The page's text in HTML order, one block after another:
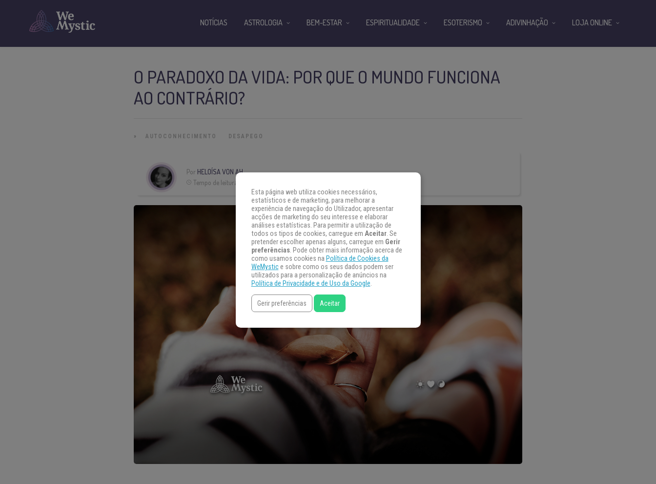
O PARADOXO DA VIDA: POR QUE O MUNDO FUNCIONA
AO CONTRÁRIO?
» AUTOCONHECIMENTO DESAPEGO
Por HELOÍSA VON AH
Tempo de leitura:
NOTÍCIAS ASTROLOGIA BEM-ESTAR ESPIRITUALIDADE ESOTERISMO ADIVINHAÇÃO LOJA ONLINE
Esta página web utiliza cookies necessários,
estatísticos e de marketing, para melhorar a
experiência de navegação do Utilizador, apresentar
acções de marketing do seu interesse e elaborar
análises estatísticas. Para permitir a utilização de
todos os tipos de cookies, carregue em Aceitar. Se
pretender escolher apenas alguns, carregue em Gerir
preferências. Pode obter mais informação acerca de
como usamos cookies na Política de Cookies da
WeMystice sobre como os seus dados podem ser
utilizados para a personalização de anúncios na
Política de Privacidade e de Uso da Google.
Gerir preferências Aceitar